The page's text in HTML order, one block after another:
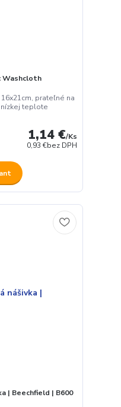
Washcloth
prateľné na
nízkej teplote
1,14 €/Ks
0,93 €bez DPH
| Beechfield | B600